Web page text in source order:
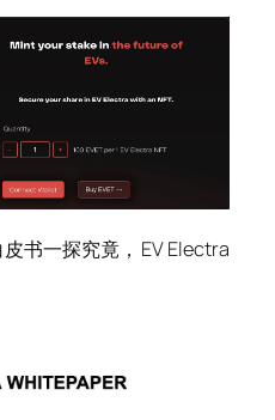
书一探究竟， EV Electra